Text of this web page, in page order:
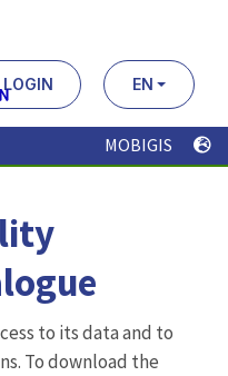
LOGIN EN
MOBIGIS
to its data and to
To download the